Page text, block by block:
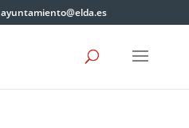
ayuntamiento@elda.es